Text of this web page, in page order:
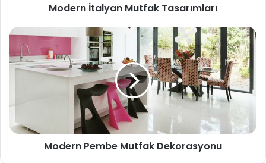
Modern İtalyan Mutfak Tasarımları
Modern Pembe Mutfak Dekorasyonu